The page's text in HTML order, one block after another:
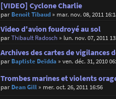
[VIDEO] Cyclone Charlie
par Benoit Tibaud» mar. nov. 08, 2011
Video d'avion foudroyé au sol
parThibault Radosch» lun. nov. 07, 2011
Archives des cartes de vigilances
par Baptiste Deïdda » ven. déc. 31, 2010
Trombes marines et violents
par Dean Gill» mer. oct. 26, 2011 16:56